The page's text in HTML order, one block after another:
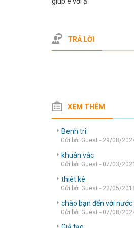
TRẢ LỜI
XEM THÊM
Benh tri
Gửi bởi Guest - 29/08/
khuân vác
Gửi bởi Guest - 07/03/2021
thiêt kê
Gửi bởi Guest - 22/05/
chào bạn đến với nước
Gửi bởi Guest - 07/08/